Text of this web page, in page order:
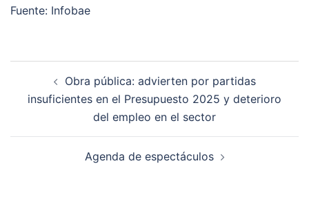
Fuente: Infobae
navigationObra pública: advierten por partidas
insuficientes en el Presupuesto 2025 y deterioro
del empleo en el sector
Agenda de espectáculos